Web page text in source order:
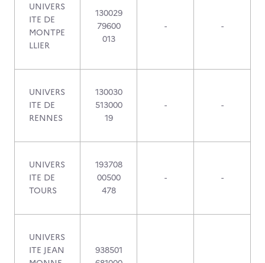
UNIVERS
ITE DE
MONTPE
LLIER
130029
79600
013
- -
UNIVERS
ITE DE
RENNES
130030
513000
19
- -
UNIVERS
ITE DE
TOURS
193708
00500
478
- -
UNIVERS
ITE JEAN
938501